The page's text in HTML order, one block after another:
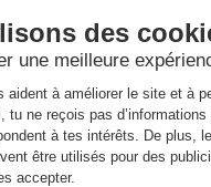
Bretagne Benodet ]0, 1[
Tregunc)-Voir sur la carte
Avis TripAdvisor
4 avis
Avis
8.1 /10
Bord de mer